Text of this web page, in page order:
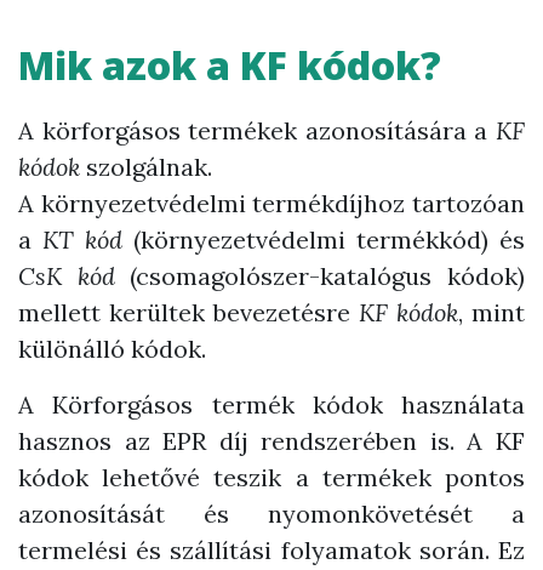
Mik azok a KF kódok?
A körforgásos termékek azonosítására a KF
kódok szolgálnak.
A környezetvédelmi termékdíjhoz tartozóan
a KT kód (környezetvédelmi termékkód) és
CsK kód(csomagolószer-katalógus kódok)
mellett kerültek bevezetésre KF kódok, mint
különálló kódok.
A Körforgásos termék kódok használata
hasznos az EPR díj rendszerében is. A KF
kódok lehetővé teszik a termékek pontos
azonosítását és nyomonkövetését a
termelési és szállítási folyamatok során. Ez